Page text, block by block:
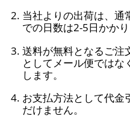
当社よりの出荷は、通
での日数は2-5日かかり
送料が無料となるご注
としてメール便ではな
します。
お支払方法として代金
だけません。